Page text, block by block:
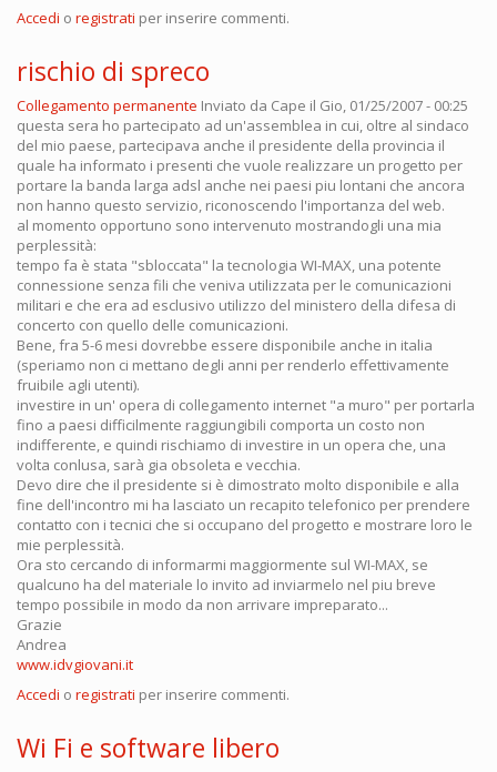
Accedi o registrati per inserire commenti.
rischio di spreco
Collegamento permanente Inviato da Cape il Gio, 01/25/2007 - 00:25
questa sera ho partecipato ad un'assemblea in cui, oltre al sindaco
del mio paese, partecipava anche il presidente della provincia il
quale ha informato i presenti che vuole realizzare un progetto per
portare la banda larga adsl anche nei paesi piu lontani che ancora
non hanno questo servizio, riconoscendo l'importanza del web.
al momento opportuno sono intervenuto mostrandogli una mia
perplessità:
tempo fa è stata "sbloccata" la tecnologia WI-MAX, una potente
connessione senza fili che veniva utilizzata per le comunicazioni
militari e che era ad esclusivo utilizzo del ministero della difesa di
concerto con quello delle comunicazioni.
Bene, fra 5-6 mesi dovrebbe essere disponibile anche in italia
(speriamo non ci mettano degli anni per renderlo effettivamente
fruibile agli utenti).
investire in un' opera di collegamento internet "a muro" per portarla
fino a paesi difficilmente raggiungibili comporta un costo non
indifferente, e quindi rischiamo di investire in un opera che, una
volta conlusa, sarà gia obsoleta e vecchia.
Devo dire che il presidente si è dimostrato molto disponibile e alla
fine dell'incontro mi ha lasciato un recapito telefonico per prendere
contatto con i tecnici che si occupano del progetto e mostrare loro le
mie perplessità.
Ora sto cercando di informarmi maggiormente sul WI-MAX, se
qualcuno ha del materiale lo invito ad inviarmelo nel piu breve
tempo possibile in modo da non arrivare impreparato...
Grazie
Andrea
www.idvgiovani.it
Accedi o registrati per inserire commenti.
Wi Fi e software libero